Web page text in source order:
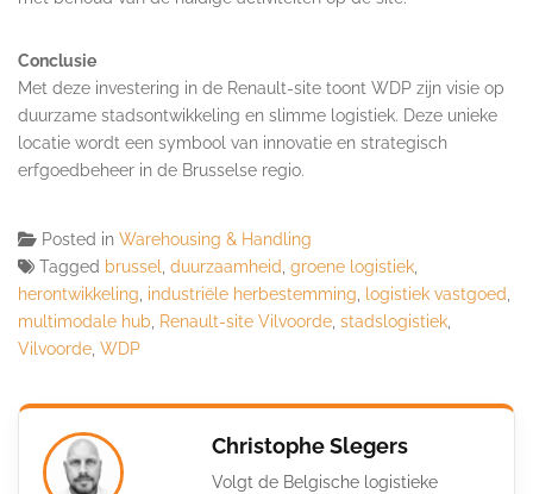
Conclusie
Met deze investering in de Renault-site toont WDP zijn visie op
duurzame stadsontwikkeling en slimme logistiek. Deze unieke
locatie wordt een symbool van innovatie en strategisch
erfgoedbeheer in de Brusselse regio.
Posted in Warehousing & Handling
Tagged brussel, duurzaamheid, groene logistiek,
herontwikkeling, industriële herbestemming, logistiek vastgoed,
multimodale hub, Renault-site Vilvoorde, stadslogistiek,
Vilvoorde, WDP
Christophe Slegers
Volgt de Belgische logistieke